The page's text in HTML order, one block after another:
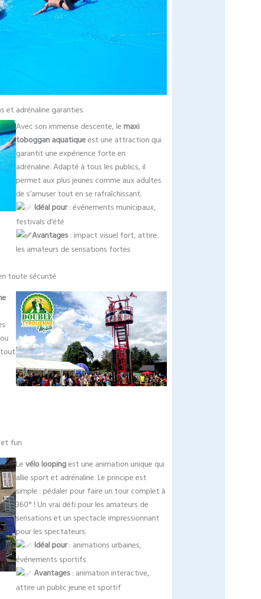
et adrénaline garanties
Avec son immense descente, le maxi
toboggan aquatiqueest une attraction qui
garantit une expérience forte en
adrénaline. Adapté à tous les publics, il
permet aux plus jeunes comme aux adultes
de s’amuser tout en se rafraîchissant.
Idéal pour: événements municipaux,
festivals d’été
Avantages : impact visuel fort, attire
les amateurs de sensations fortes
toute sécurité
tout
et fun
Le vélo loopingest une animation unique qui
allie sport et adrénaline. Le principe est
simple : pédaler pour faire un tour complet à
360° ! Un vrai défi pour les amateurs de
sensations et un spectacle impressionnant
pour les spectateurs.
Idéal pour: animations urbaines,
événements sportifs
Avantages : animation interactive,
attire un public jeune et sportif